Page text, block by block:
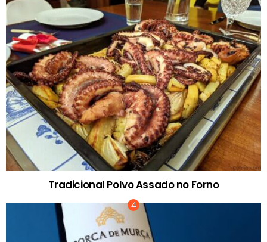
Tradicional Polvo Assado no Forno